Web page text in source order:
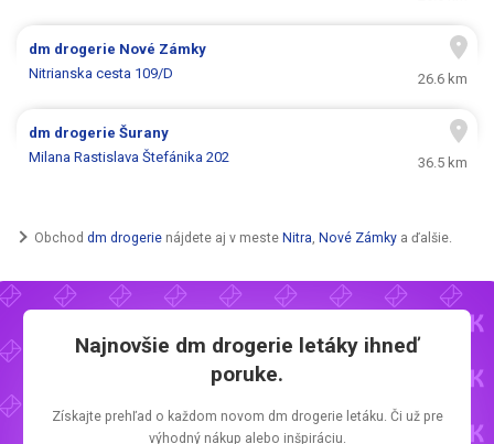
dm drogerie Nové Zámky
Nitrianska cesta 109/D
26.6 km
dm drogerieŠurany
Milana Rastislava Štefánika 202
36.5 km
Obchod dm drogerie nájdete aj v meste Nitra Nové Zámky a ďalšie.
Najnovšie dm drogerie letáky ihneď
poruke.
Získajte prehľad o každom novom dm drogerie letáku. Či už pre
výhodný nákup alebo inšpiráciu.